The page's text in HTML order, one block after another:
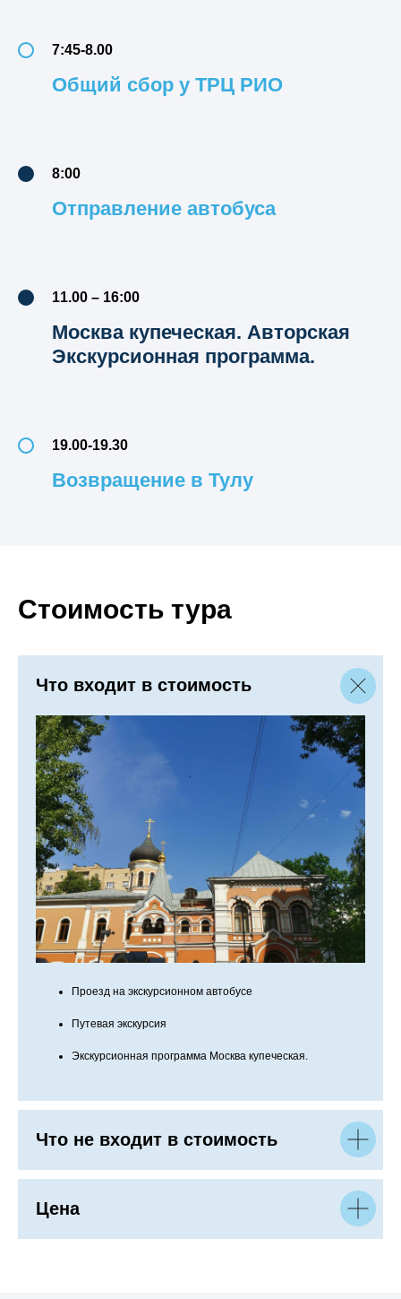
7:45-8.00
Общий сбор у ТРЦ РИО
8:00
Отправление автобуса
11.00 – 16:00
Москва купеческая. Авторская
Экскурсионная программа.
19.00-19.30
Возвращение в Тулу
Стоимость тура
Что входит в стоимость
Проезд на экскурсионном автобусе
Путевая экскурсия
Экскурсионная программа Москва купеческая.
Что не входит в стоимость
Цена